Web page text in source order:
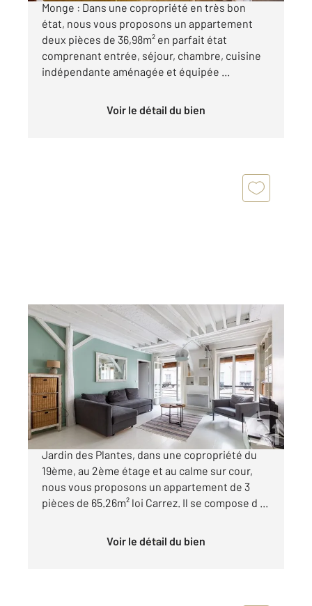
Monge : Dans une copropriété en très bon
état, nous vous proposons un appartement
deux pièces de 36,98m² en parfait état
comprenant entrée, séjour, chambre, cuisine
indépendante aménagée et équipée ...
Voir le détail du bien
PARIS 75005
65,26 m2, 3 pièces
Ref : 23096
Appartement F3 à vendre
795 000 €
Quartier Saint-Victor, entre le Panthéon et le
Jardin des Plantes, dans une copropriété du
19ème, au 2ème étage et au calme sur cour,
nous vous proposons un appartement de 3
pièces de 65.26m² loi Carrez. Il se compose d ...
Voir le détail du bien